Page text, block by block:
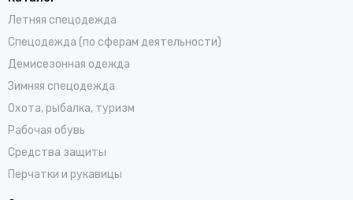
Летняя спецодежда
Спецодежда (по сферам деятельности)
Демисезонная одежда
Зимняя спецодежда
Охота, рыбалка, туризм
Рабочая обувь
Средства защиты
Перчатки и рукавицы